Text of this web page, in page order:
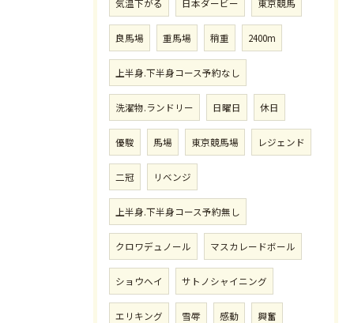
気温下がる 日本ダービー 東京競馬
良馬場 重馬場 稍重 2400m
上半身.下半身コース予約なし
洗濯物.ランドリー 日曜日 休日
優駿 馬場 東京競馬場 レジェンド
二冠 リベンジ
上半身.下半身コース予約無し
クロワデュノール マスカレードボール
ショウヘイ サトノシャイニング
エリキング 雪辱 感動 興奮